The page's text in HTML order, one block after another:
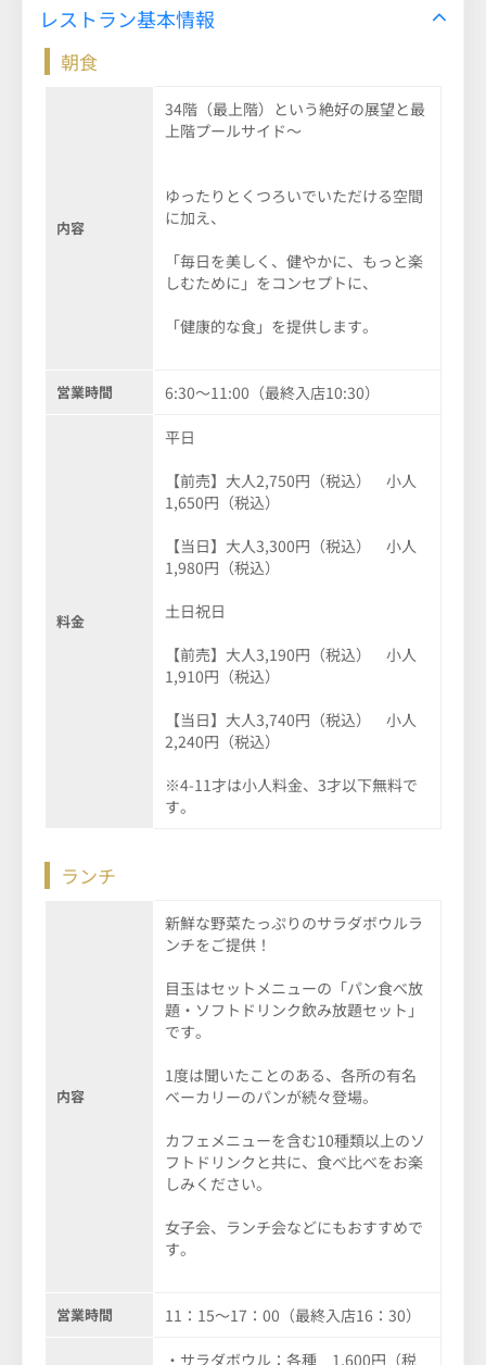
レストラン基本情報
朝食
内容
34階（最上階）という絶好の展望と最
上階プールサイド～
ゆったりとくつろいでいただける空間
に加え、
「毎日を美しく、健やかに、もっと楽
しむために」をコンセプトに、
「健康的な食」を提供します。
営業時間 6:30～11:00（最終入店10:30）
料金
平日
【前売】大人2,750円（税込） 小人
1,650円（税込）
【当日】大人3,300円（税込） 小人
1,980円（税込）
土日祝日
【前売】大人3,190円（税込） 小人
1,910円（税込）
【当日】大人3,740円（税込） 小人
2,240円（税込）
※4-11才は小人料金、3才以下無料で
す。
ランチ
内容
新鮮な野菜たっぷりのサラダボウルラ
ンチをご提供！
目玉はセットメニューの「パン食べ放
題・ソフトドリンク飲み放題セット」
です。
1度は聞いたことのある、各所の有名
ベーカリーのパンが続々登場。
カフェメニューを含む10種類以上のソ
フトドリンクと共に、食べ比べをお楽
しみください。
女子会、ランチ会などにもおすすめで
す。
営業時間 11：15～17：00（最終入店16：30）
・サラダボウル：各種 1,600円（税